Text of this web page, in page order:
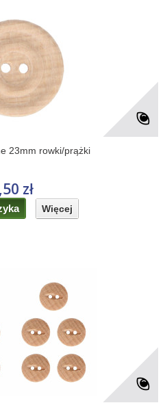
23mm rowki/prążki
zł
Więcej